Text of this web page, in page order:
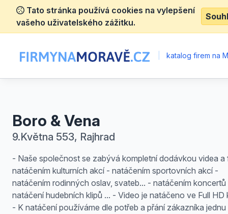
Tato stránka používá cookies na vylepšení
vašeho uživatelského zážitku.
katalog firem na
Boro & Vena
9.Května 553, Rajhrad
- Naše společnost se zabývá kompletní dodávkou videa
natáčením kulturních akcí - natáčením sportovních akcí -
natáčením rodinných oslav, svateb... - natáčením
natáčení hudebních klipů ... - Video je natáčeno ve Full HD
- K natáčení používáme dle potřeb a přání zákazníka jednu